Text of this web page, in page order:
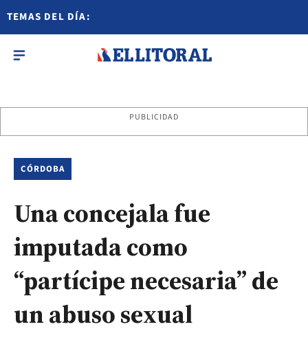
TEMAS DEL DÍA:
PUBLICIDAD
CÓRDOBA
Una concejala fue
imputada como
“partícipe necesaria” de
un abuso sexual